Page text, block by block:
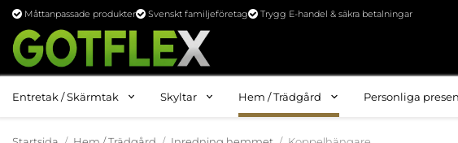
Måttanpassade produkter Svenskt familjeföretag Trygg E-handel & säkra betalningar
Entretak / Skärmtak Skyltar Hem / Trädgård Personliga